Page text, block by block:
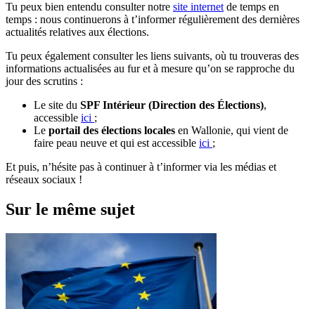
Tu peux bien entendu consulter notre site internet de temps en
temps : nous continuerons à t’informer régulièrement des dernières
actualités relatives aux élections.
Tu peux également consulter les liens suivants, où tu trouveras des
informations actualisées au fur et à mesure qu’on se rapproche du
jour des scrutins :
Le site du SPF Intérieur (Direction des Élections),
accessible ici ;
Le portail des élections locales en Wallonie, qui vient de
faire peau neuve et qui est accessible ici ;
Et puis, n’hésite pas à continuer à t’informer via les médias et
réseaux sociaux !
Sur le même sujet